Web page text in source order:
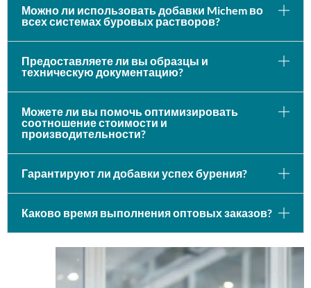
Можно ли использовать добавки Michem во
всех системах буровых растворов?
Предоставляете ли вы образцы и
техническую документацию?
Можете ли вы помочь оптимизировать
соотношение стоимости и
производительности?
Гарантируют ли добавки успех бурения?
Каково время выполнения оптовых заказов?